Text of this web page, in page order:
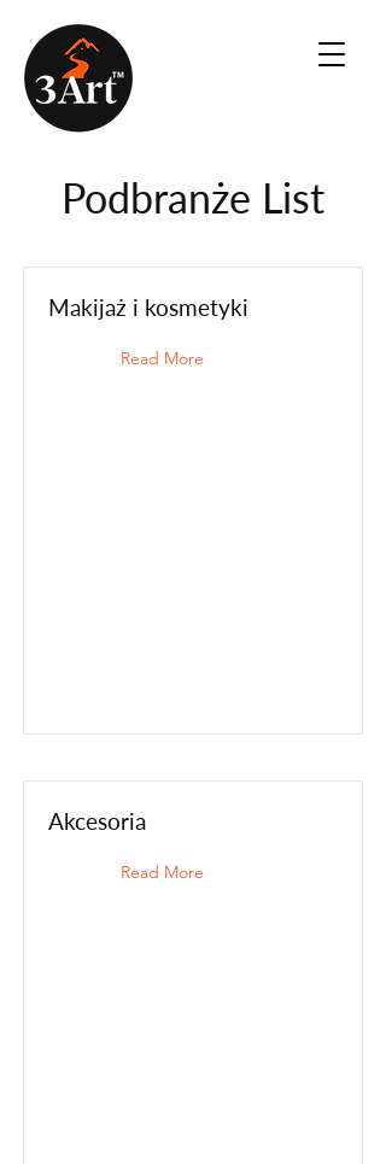
Podbranże List
Makijaż i kosmetyki
Read More
Akcesoria
Read More